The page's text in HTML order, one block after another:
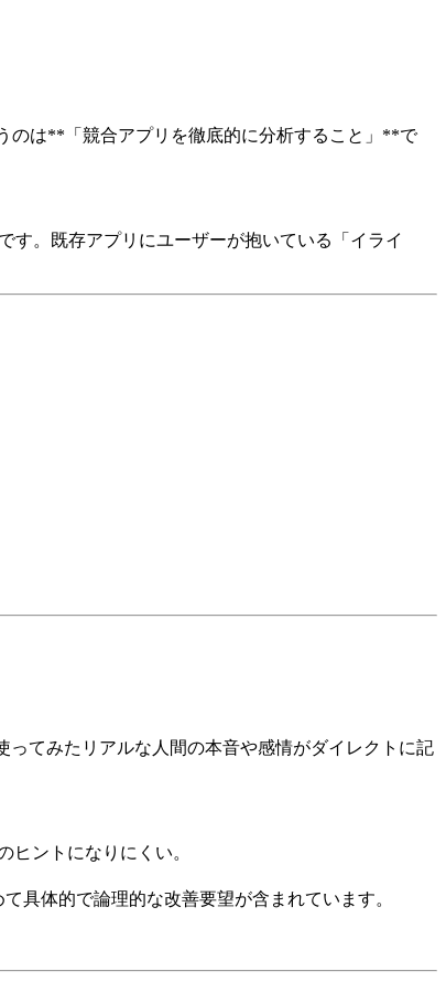
のは**「競合アプリを徹底的に分析すること」**で
す。既存アプリにユーザーが抱いている「イライ
てみたリアルな人間の本音や感情がダイレクトに記
ヒントになりにくい。
具体的で論理的な改善要望が含まれています。